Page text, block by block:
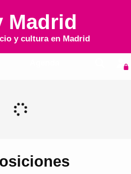
Madrid
y cultura en Madrid